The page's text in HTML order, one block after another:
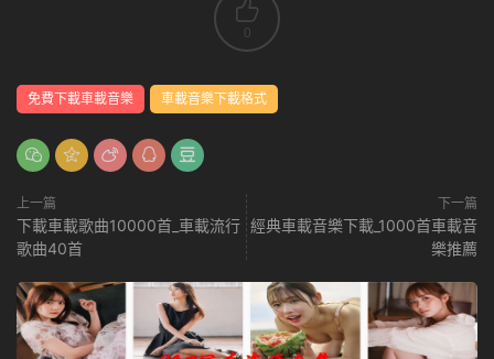
0
免費下載車載音樂 車載音樂下載格式
上一篇
下載車載歌曲10000首_車載流行
歌曲40首
下一篇
經典車載音樂下載_1000首車載音
樂推薦